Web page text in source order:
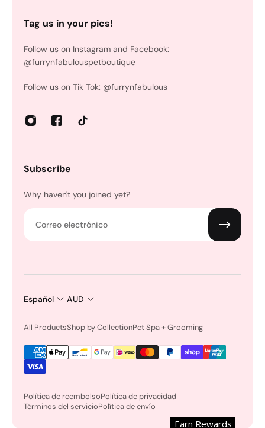
Tag us in your pics!
Follow us on Instagram and Facebook:
@furrynfabulouspetboutique
Follow us on Tik Tok: @furrynfabulous
Subscribe
Why haven't you joined yet?
Español AUD
All ProductsShop by CollectionPet Spa + Grooming
Política de reembolsoPolítica de privacidad
Términos del servicioPolítica de envío
Earn Rewards